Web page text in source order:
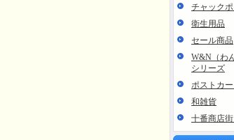
チャック
衛生用品
セール商品
W&N（わ
シリーズ
ポストカ
和雑貨
十番商店